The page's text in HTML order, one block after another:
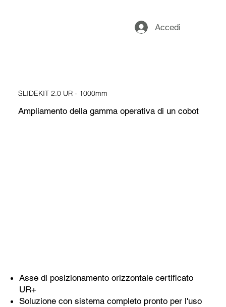
Accedi
SLIDEKIT 2.0 UR - 1000mm
Ampliamento della gamma operativa di un cobot
Asse di posizionamento orizzontale certificato
UR+
Soluzione con sistema completo pronto per l'uso